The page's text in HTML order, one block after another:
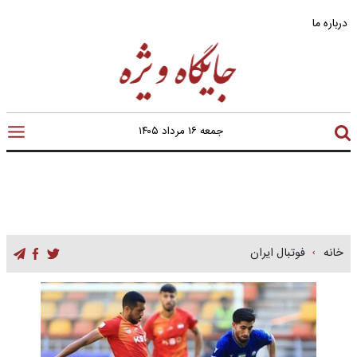
درباره ما
جمعه ۱۶ مرداد ۱۴۰۵
خانه فوتبال ایران